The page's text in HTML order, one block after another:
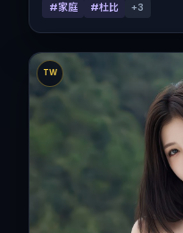
#家庭 #杜比 +3
TW